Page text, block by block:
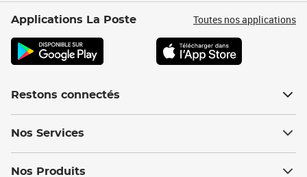
Applications La Poste Toutes nos applications
Restons connectés
Nos Services
Nos Produits